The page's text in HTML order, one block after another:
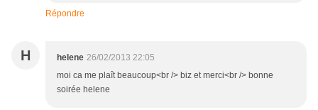
Répondre
H helene 26/02/2013 22:05
moi ca me plaît beaucoup<br /> biz et merci<br /> bonne
soirée helene